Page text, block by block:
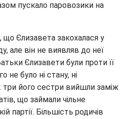
пускало паровозики на
що Єлизавета закохалася у
але він не виявляв до неї
Єлизавети були проти її
не було ні стану, ні
три його сестри вийшли заміж
що займали чільне
партії. Більшість родичів